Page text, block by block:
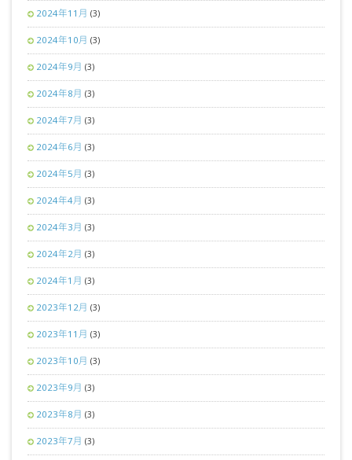
2024年11月 (3)
2024年10月 (3)
2024年9月 (3)
2024年8月 (3)
2024年7月 (3)
2024年6月 (3)
2024年5月 (3)
2024年4月 (3)
2024年3月 (3)
2024年2月 (3)
2024年1月 (3)
2023年12月 (3)
2023年11月 (3)
2023年10月 (3)
2023年9月 (3)
2023年8月 (3)
2023年7月 (3)